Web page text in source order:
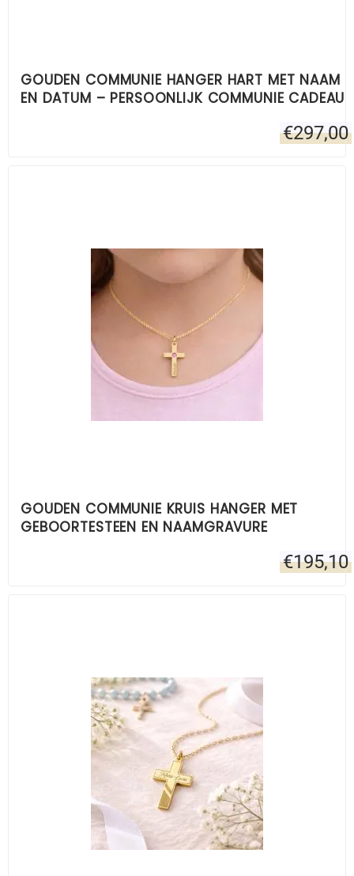
GOUDEN COMMUNIE HANGER HART MET NAAM
EN DATUM – PERSOONLIJK COMMUNIE CADEAU
€297,00
GOUDEN COMMUNIE KRUIS HANGER MET
GEBOORTESTEEN EN NAAMGRAVURE
€195,10